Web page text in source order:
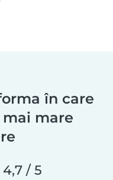
în care
mare
4,7 / 5